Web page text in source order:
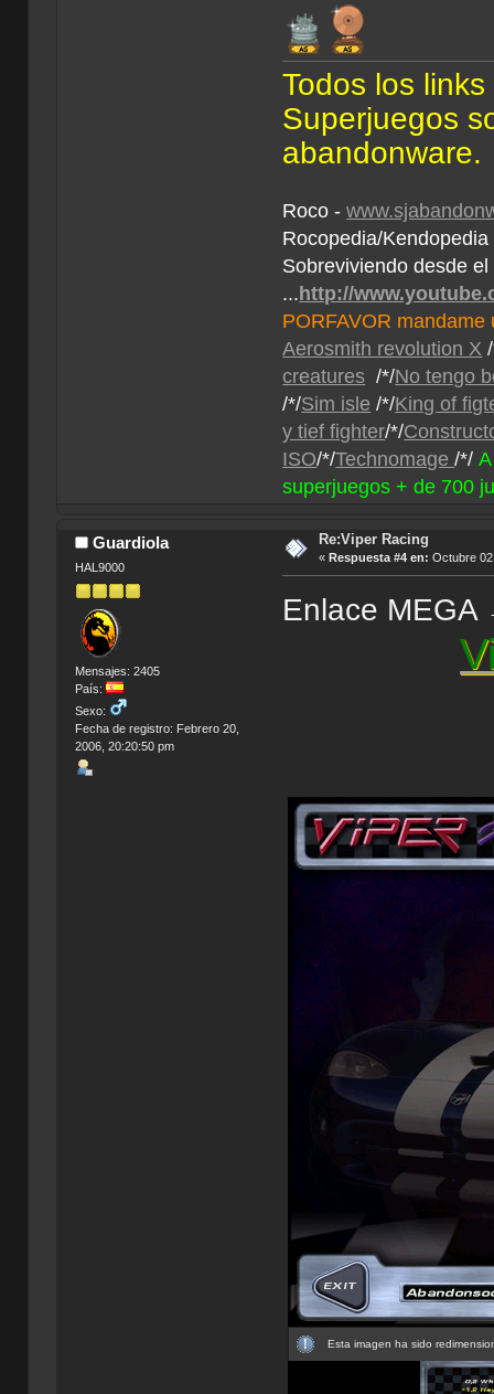
Todos los
Superjuegos
abandonware.
Roco -
Rocopedia/Kendopedia
Sobreviviendo desde
... http://
PORFAVOR
Aerosmith revolution X
creatures /*/No tengo
/*/Sim isle /*/King of
y tief fighter/*/
ISO/*/Technomage/*/
superjuegos + de 700
Guardiola
HAL9000
Mensajes: 2405
País:
Sexo:
Fecha de registro: Febrero 20,
2006, 20:20:50 pm
Re:Viper Racing
« Respuesta #4 en: Octubre
Enlace
Esta imagen ha sido